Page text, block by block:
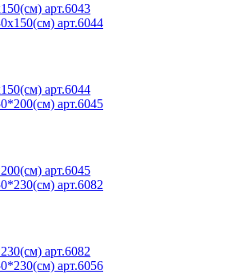
арт.6043
арт.6044
арт.6045
арт.6082